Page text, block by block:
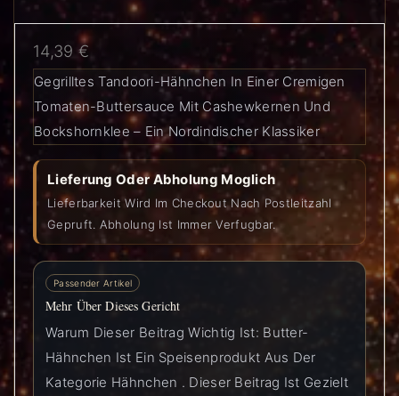
14,39 €
Gegrilltes Tandoori-Hähnchen In Einer Cremigen
Tomaten-Buttersauce Mit Cashewkernen Und
Bockshornklee – Ein Nordindischer Klassiker
Lieferung Oder Abholung Moglich
Lieferbarkeit Wird Im Checkout Nach Postleitzahl
Gepruft. Abholung Ist Immer Verfugbar.
Passender Artikel
Mehr Über Dieses Gericht
Warum Dieser Beitrag Wichtig Ist: Butter-
Hähnchen Ist Ein Speisenprodukt Aus Der
Kategorie Hähnchen . Dieser Beitrag Ist Gezielt